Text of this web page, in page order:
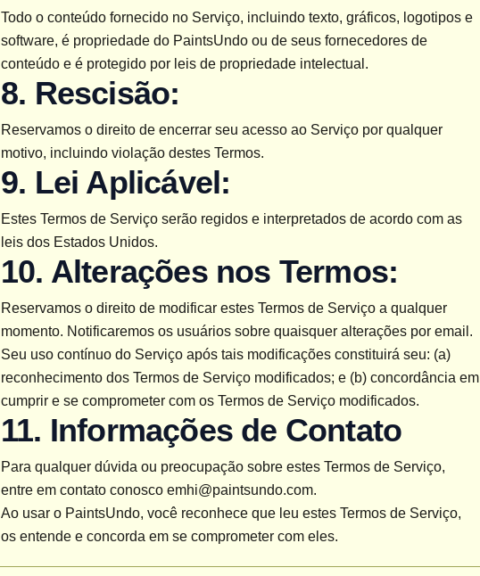
Todo o conteúdo fornecido no Serviço, incluindo texto, gráficos, logotipos e
software, é propriedade do PaintsUndo ou de seus fornecedores de
conteúdo e é protegido por leis de propriedade intelectual.
8. Rescisão:
Reservamos o direito de encerrar seu acesso ao Serviço por qualquer
motivo, incluindo violação destes Termos.
9. Lei Aplicável:
Estes Termos de Serviço serão regidos e interpretados de acordo com as
leis dos Estados Unidos.
10. Alterações nos Termos:
Reservamos o direito de modificar estes Termos de Serviço a qualquer
momento. Notificaremos os usuários sobre quaisquer alterações por email.
Seu uso contínuo do Serviço após tais modificações constituirá seu: (a)
reconhecimento dos Termos de Serviço modificados; e (b) concordância em
cumprir e se comprometer com os Termos de Serviço modificados.
11. Informações de Contato
Para qualquer dúvida ou preocupação sobre estes Termos de Serviço,
entre em contato conosco emhi@paintsundo.com.
Ao usar o PaintsUndo, você reconhece que leu estes Termos de Serviço,
os entende e concorda em se comprometer com eles.